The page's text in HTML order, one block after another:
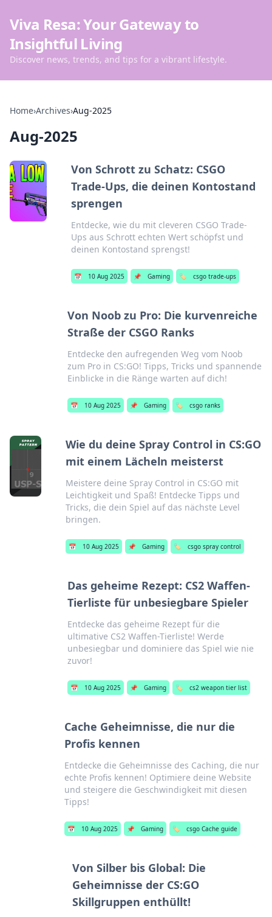
Viva Resa: Your Gateway to
Insightful Living
Discover news, trends, and tips for a vibrant lifestyle.
Home›Archives›Aug-2025
Aug-2025
Von Schrott zu Schatz: CSGO
Trade-Ups, die deinen Kontostand
sprengen
Entdecke, wie du mit cleveren CSGO Trade-
Ups aus Schrott echten Wert schöpfst und
deinen Kontostand sprengst!
📅 10 Aug 2025 📌 Gaming 🏷️ csgo trade-ups
Von Noob zu Pro: Die kurvenreiche
Straße der CSGO Ranks
Entdecke den aufregenden Weg vom Noob
zum Pro in CS:GO! Tipps, Tricks und spannende
Einblicke in die Ränge warten auf dich!
📅 10 Aug 2025 📌 Gaming 🏷️ csgo ranks
Wie du deine Spray Control in CS:GO
mit einem Lächeln meisterst
Meistere deine Spray Control in CS:GO mit
Leichtigkeit und Spaß! Entdecke Tipps und
Tricks, die dein Spiel auf das nächste Level
bringen.
📅 10 Aug 2025 📌 Gaming 🏷️ csgo spray control
Das geheime Rezept: CS2 Waffen-
Tierliste für unbesiegbare Spieler
Entdecke das geheime Rezept für die
ultimative CS2 Waffen-Tierliste! Werde
unbesiegbar und dominiere das Spiel wie nie
zuvor!
📅 10 Aug 2025 📌 Gaming 🏷️ cs2 weapon tier list
Cache Geheimnisse, die nur die
Profis kennen
Entdecke die Geheimnisse des Caching, die nur
echte Profis kennen! Optimiere deine Website
und steigere die Geschwindigkeit mit diesen
Tipps!
📅 10 Aug 2025 📌 Gaming 🏷️ csgo Cache guide
Von Silber bis Global: Die
Geheimnisse der CS:GO
Skillgruppen enthüllt!